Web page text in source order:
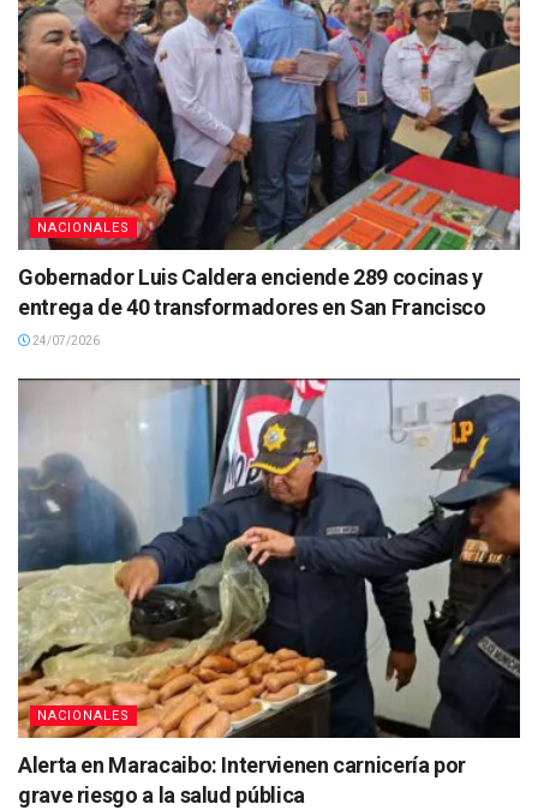
NACIONALES
Gobernador Luis Caldera enciende 289 cocinas y
entrega de 40 transformadores en San Francisco
24/07/2026
NACIONALES
Alerta en Maracaibo: Intervienen carnicería por
grave riesgo a la salud pública